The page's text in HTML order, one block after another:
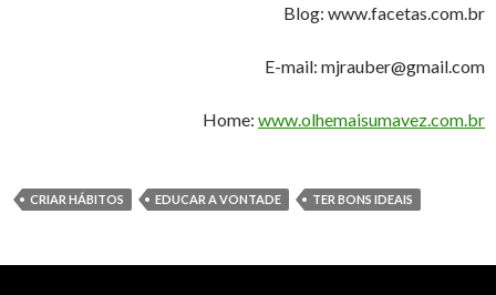
Blog: www.facetas.com.br
E-mail: mjrauber@gmail.com
Home: www.olhemaisumavez.com.br
CRIAR HÁBITOS EDUCAR A VONTADE TER BONS IDEAIS